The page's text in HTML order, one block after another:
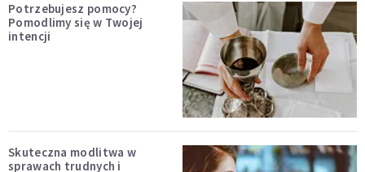
Potrzebujesz pomocy?
Pomodlimy się w Twojej
intencji
Skuteczna modlitwa w
sprawach trudnych i